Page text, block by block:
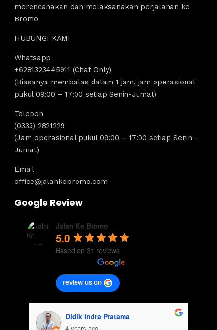
merencanakan dan melaksanakan perjalanan ke
Bromo
HUBUNGI KAMI
Whatsapp
+6281323445911 (Chat Only)
(Biasanya membalas dalam 1 jam, jam operasional
pukul 09:00 – 17:00 setiap Senin-Jumat)
Telepon
(0333) 2821229
(Jam operasional pukul 09:00 – 17:00 setiap Senin –
Jumat)
Email
office@jalankebromo.com
Google Review
Jalan Ke Bromo
5.0
Based on 31 reviews
review us on
Didik Indra Pratama
4 years ago